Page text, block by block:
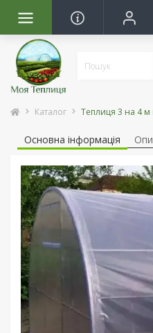
Каталог Теплиця 3 на 4 м
Основна інформація